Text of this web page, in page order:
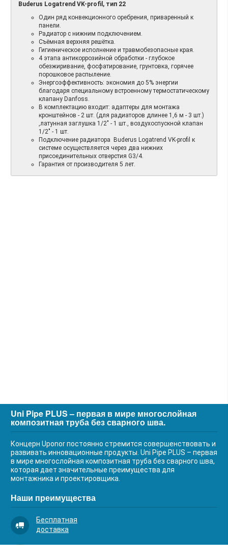
Buderus Logatrend VK-profil, тип 22
Один ряд конвекционного оребрения, приваренный к
панели.
Радиатор с нижним подключением.
Съёмная верхняя решётка.
Гигиеническое исполнение и травмобезопасные края.
4 этапа антикоррозийной обработки - глубокое
обезжиривание, фосфатирование, грунтовка, горячее
порошковое распыление.
Энергоэффективность: экономия до 5% энергии
благодаря специальному встроенному термостатическому
клапану Danfoss.
В комплектацию входит: адаптеры для монтажа
кронштейнов - 2 шт. (для радиаторов длинее 1,6 м - 3 шт.)
,латунная заглушка 1/2" - 1 шт., воздухоспускной клапан
1/2" - 1 шт.
Подключение радиатора Buderus Logatrend VK-profil к
системе осуществляется через два нижних
присоединительных отверстия G3/4.
Гарантия от производителя 5 лет.
Uni Pipe PLUS – первая в мире многослойная
композитная труба без сварного шва.
Концерн Uponor постоянно стремится совершенствовать и
развивать инновационные продукты. Uni Pipe PLUS – первая
в мире многослойная композитная труба без сварного шва,
которая дает значительные преимущества для
монтажника и проектировщика.
Наши преимущества
Бесплатная
доставка